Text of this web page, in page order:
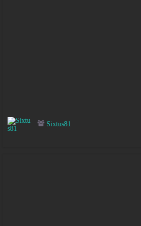
Sixtus81